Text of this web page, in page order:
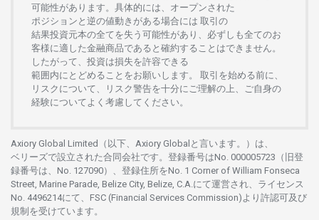
可能性があります。 具体的には、 オープンさ れた
ポジションと 逆の値動きがある場合には 取引の
結果投資元本の全てを失う 可能性があり、 必ずしも全てのお
客様に適した金融商品であると 確約することはできません。
したがって、 投資は損失を許容できる
範囲内にとどめることをお願いします 。 取引を始める前に、
リスクについて、
リスク警告を十分に ご理解の 上、 ご自身の
経験について よく 考慮してください。
Axiory Global Limited（以下、Axiory Globalと言います。）は、
ベリーズで設立さ れた合同会社です。 登録番号はNo. 000005723（旧登
録番号は、No. 127090）、 登録住所をNo. 1 Corner of William Fonseca
Street, Marine Parade, Belize City, Belize, C.A.にて運営さ れ、 ライセンス
No. 4496214にて、FSC (Financial Services Commission)より 許認可及び
規制を受けています。